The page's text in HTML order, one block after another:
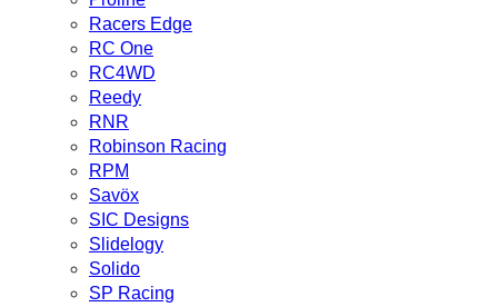
Racers Edge
RC One
RC4WD
Reedy
RNR
Robinson Racing
RPM
Savöx
SIC Designs
Slidelogy
Solido
SP Racing